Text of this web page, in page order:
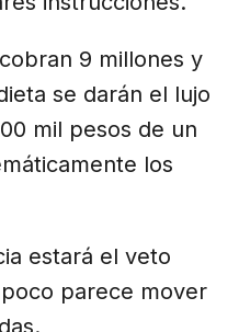
9 millones y
se darán el lujo
mil pesos de un
los
estará el veto
parece mover